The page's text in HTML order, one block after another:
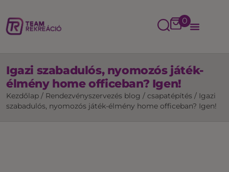
0
Igazi szabadulós, nyomozós játék-
élmény home officeban? Igen!
Kezdőlap / Rendezvényszervezés blog / csapatépítés / Igazi
szabadulós, nyomozós játék-élmény home officeban? Igen!